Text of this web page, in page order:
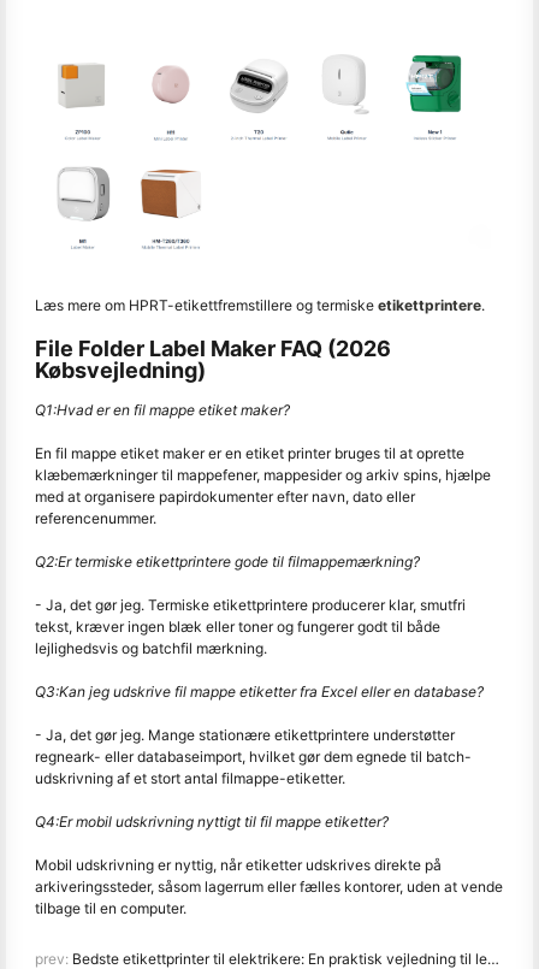
Læs mere om HPRT-etikettfremstillere og termiske etikettprintere.
File Folder Label Maker FAQ (2026
Købsvejledning)
Q1:Hvad er en fil mappe etiket maker?
En fil mappe etiket maker er en etiket printer bruges til at oprette
klæbemærkninger til mappefener, mappesider og arkiv spins, hjælpe
med at organisere papirdokumenter efter navn, dato eller
referencenummer.
Q2:Er termiske etikettprintere gode til filmappemærkning?
- Ja, det gør jeg. Termiske etikettprintere producerer klar, smutfri
tekst, kræver ingen blæk eller toner og fungerer godt til både
lejlighedsvis og batchfil mærkning.
Q3:Kan jeg udskrive fil mappe etiketter fra Excel eller en database?
- Ja, det gør jeg. Mange stationære etikettprintere understøtter
regneark- eller databaseimport, hvilket gør dem egnede til batch-
udskrivning af et stort antal filmappe-etiketter.
Q4:Er mobil udskrivning nyttigt til fil mappe etiketter?
Mobil udskrivning er nyttig, når etiketter udskrives direkte på
arkiveringssteder, såsom lagerrum eller fælles kontorer, uden at vende
tilbage til en computer.
prev: Bedste etikettprinter til elektrikere: En praktisk vejledning til ledning og panelmærkning